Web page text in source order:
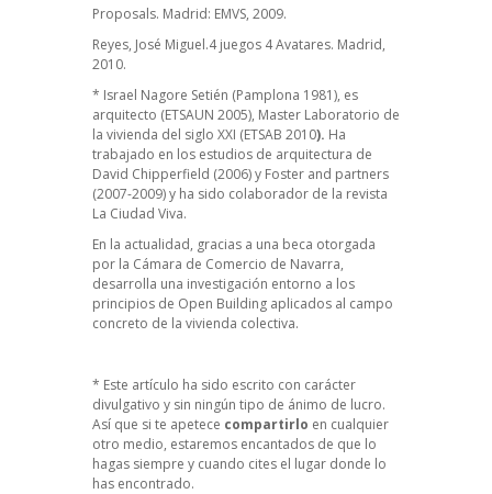
Proposals. Madrid: EMVS, 2009.
Reyes, José Miguel.4 juegos 4 Avatares. Madrid,
2010.
* Israel Nagore Setién (Pamplona 1981), es
arquitecto (ETSAUN 2005), Master Laboratorio de
la vivienda del siglo XXI (ETSAB 2010). Ha
trabajado en los estudios de arquitectura de
David Chipperfield (2006) y Foster and partners
(2007-2009) y ha sido colaborador de la revista
La Ciudad Viva.
En la actualidad, gracias a una beca otorgada
por la Cámara de Comercio de Navarra,
desarrolla una investigación entorno a los
principios de Open Building aplicados al campo
concreto de la vivienda colectiva.
* Este artículo ha sido escrito con carácter
divulgativo y sin ningún tipo de ánimo de lucro.
Así que si te apetece compartirlo en cualquier
otro medio, estaremos encantados de que lo
hagas siempre y cuando cites el lugar donde lo
has encontrado.